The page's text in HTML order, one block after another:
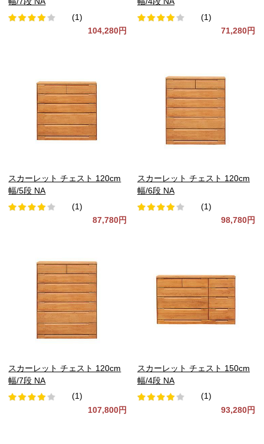
(1)
104,280円
(1)
71,280円
スカーレット チェスト 120cm
幅/5段 NA
(1)
87,780円
スカーレット チェスト 120cm
幅/6段 NA
(1)
98,780円
スカーレット チェスト 120cm
幅/7段 NA
(1)
107,800円
スカーレット チェスト 150cm
幅/4段 NA
(1)
93,280円